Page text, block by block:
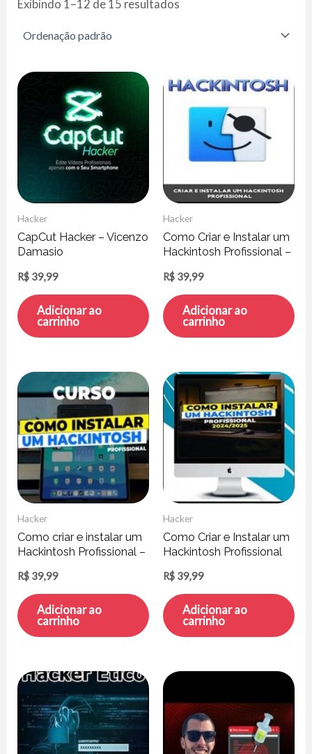
Exibindo 1–12 de 15 resultados
Hacker
CapCut Hacker – Vicenzo
Damasio
R$ 39,99
Adicionar ao
carrinho
Hacker
Como Criar e Instalar um
Hackintosh Profissional –
R$ 39,99
Adicionar ao
carrinho
Hacker
Como criar e instalar um
Hackintosh Profissional –
R$ 39,99
Adicionar ao
carrinho
Hacker
Como Criar e Instalar um
Hackintosh Profissional
R$ 39,99
Adicionar ao
carrinho